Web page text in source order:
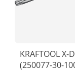
KRAFTOOL Х-
(250077-30-